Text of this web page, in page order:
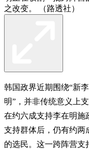
之改变。 （路透社）
韩国政界近期围绕“新
明”，并非传统意义上
在约六成支持李在明施
支持群体后，仍有约两
的选民。这一跨阵营支